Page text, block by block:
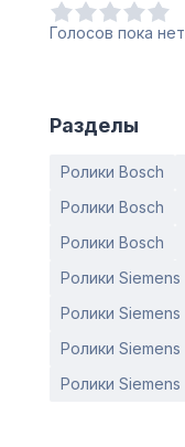
Голосов пока нет
Разделы
Ролики Bosch
Ролики Bosch
Ролики Bosch
Ролики Siemens
Ролики Siemens
Ролики Siemens
Ролики Siemens